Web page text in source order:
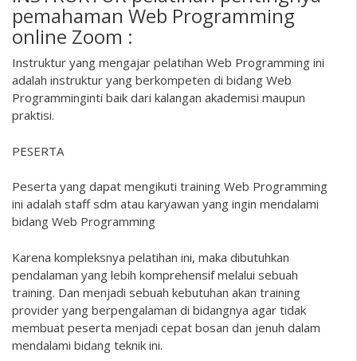
pemahaman Web Programming
online Zoom :
Instruktur yang mengajar pelatihan Web Programming ini
adalah instruktur yang berkompeten di bidang Web
Programminginti baik dari kalangan akademisi maupun
praktisi.
PESERTA
Peserta yang dapat mengikuti training Web Programming
ini adalah staff sdm atau karyawan yang ingin mendalami
bidang Web Programming
Karena kompleksnya pelatihan ini, maka dibutuhkan
pendalaman yang lebih komprehensif melalui sebuah
training. Dan menjadi sebuah kebutuhan akan training
provider yang berpengalaman di bidangnya agar tidak
membuat peserta menjadi cepat bosan dan jenuh dalam
mendalami bidang teknik ini.